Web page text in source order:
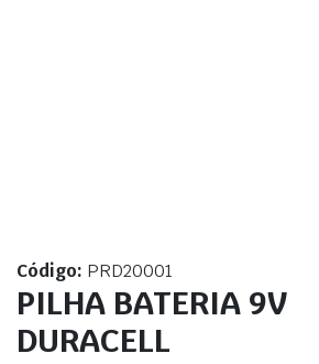
Código: PRD20001
PILHA BATERIA 9V
DURACELL